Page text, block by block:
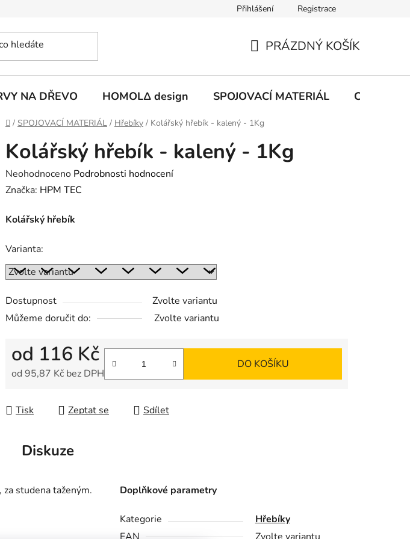
Přihlášení Registrace
KOŠÍK
PRÁZDNÝ KOŠÍK
NA DŘEVO HOMOLΔ design SPOJOVACÍ MATERIÁL CHEMIE
Domů
/ SPOJOVACÍ MATERIÁL / Hřebíky / Kolářský hřebík - kalený - 1Kg
Kolářský hřebík - kalený - 1Kg
Průměrné
hodnocení
je
z
5
Neohodnoceno Podrobnosti hodnocení
Značka: HPM TEC
Kolářský hřebík
Varianta:
Dostupnost
Zvolte variantu
Můžeme doručit do:
Zvolte variantu
od 116 Kč
od 95,87 Kč bez DPH
DO KOŠÍKU
Tisk Zeptat se Sdílet
Diskuze
studena taženým.
Doplňkové parametry
Kategorie
Hřebíky